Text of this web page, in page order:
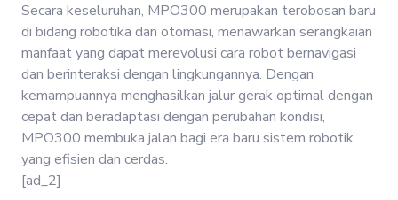
Secara keseluruhan, MPO300 merupakan terobosan baru
di bidang robotika dan otomasi, menawarkan serangkaian
manfaat yang dapat merevolusi cara robot bernavigasi
dan berinteraksi dengan lingkungannya. Dengan
kemampuannya menghasilkan jalur gerak optimal dengan
cepat dan beradaptasi dengan perubahan kondisi,
MPO300 membuka jalan bagi era baru sistem robotik
yang efisien dan cerdas.
[ad_2]